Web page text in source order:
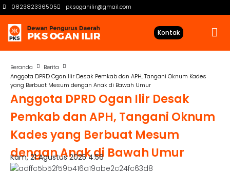
082382336505 pksoganilir@gmail.com
Kontak
Beranda
Berita
Anggota DPRD Ogan Ilir Desak Pemkab dan APH, Tangani Oknum Kades
yang Berbuat Mesum dengan Anak di Bawah Umur
Anggota DPRD Ogan Ilir Desak
Pemkab dan APH, Tangani Oknum
Kades yang Berbuat Mesum
dengan Anak di Bawah Umur
Kam, 21 Agustus 2025 4:56